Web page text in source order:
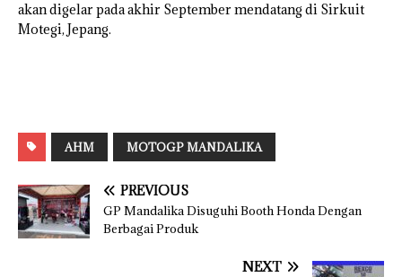
akan digelar pada akhir September mendatang di Sirkuit
Motegi, Jepang.
AHM MOTOGP MANDALIKA
PREVIOUS
GP Mandalika Disuguhi Booth Honda Dengan
Berbagai Produk
NEXT